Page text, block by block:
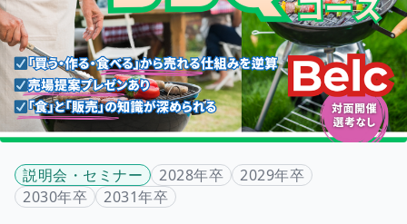
説明会・セミナー 2028年卒
2029年卒
2030年卒
2031年卒